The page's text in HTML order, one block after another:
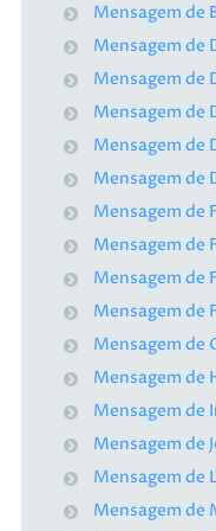
Mensagem de
Mensagem de
Mensagem de
Mensagem de
Mensagem de
Mensagem de
Mensagem de
Mensagem de
Mensagem de
Mensagem de
Mensagem de
Mensagem de
Mensagem de
Mensagem de
Mensagem de
Mensagem de